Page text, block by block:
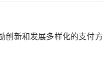
创新和发展多样化的支付方